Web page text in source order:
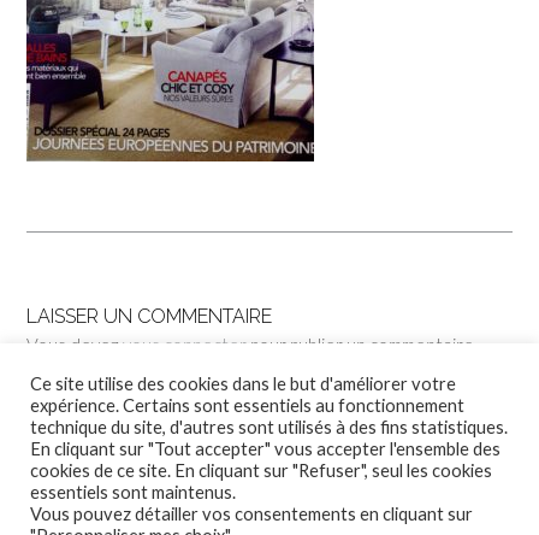
LAISSER UN COMMENTAIRE
Vous devezvous connecter pour publier un commentaire.
Ce site utilise des cookies dans le but d'améliorer votre
expérience. Certains sont essentiels au fonctionnement
technique du site, d'autres sont utilisés à des fins statistiques.
En cliquant sur "Tout accepter" vous accepter l'ensemble des
cookies de ce site. En cliquant sur "Refuser", seul les cookies
essentiels sont maintenus.
Vous pouvez détailler vos consentements en cliquant sur